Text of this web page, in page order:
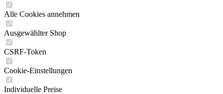
Alle Cookies annehmen
Ausgewählter Shop
CSRF-Token
Cookie-Einstellungen
Individuelle Preise